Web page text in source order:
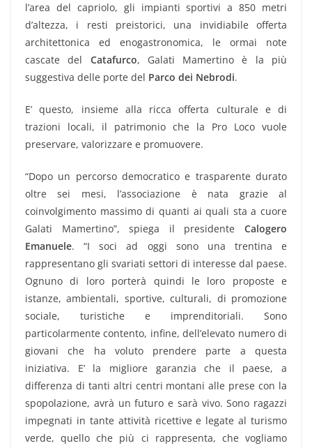
l’area del capriolo, gli impianti sportivi a 850 metri
d’altezza, i resti preistorici, una invidiabile offerta
architettonica ed enogastronomica, le ormai note
cascate del Catafurco, Galati Mamertino è la più
suggestiva delle porte del Parco dei Nebrodi.
E’ questo, insieme alla ricca offerta culturale e di
trazioni locali, il patrimonio che la Pro Loco vuole
preservare, valorizzare e promuovere.
“Dopo un percorso democratico e trasparente durato
oltre sei mesi, l’associazione è nata grazie al
coinvolgimento massimo di quanti ai quali sta a cuore
Galati Mamertino”, spiega il presidente Calogero
Emanuele. “I soci ad oggi sono una trentina e
rappresentano gli svariati settori di interesse dal paese.
Ognuno di loro porterà quindi le loro proposte e
istanze, ambientali, sportive, culturali, di promozione
sociale, turistiche e imprenditoriali. Sono
particolarmente contento, infine, dell’elevato numero di
giovani che ha voluto prendere parte a questa
iniziativa. E’ la migliore garanzia che il paese, a
differenza di tanti altri centri montani alle prese con la
spopolazione, avrà un futuro e sarà vivo. Sono ragazzi
impegnati in tante attività ricettive e legate al turismo
verde, quello che più ci rappresenta, che vogliamo